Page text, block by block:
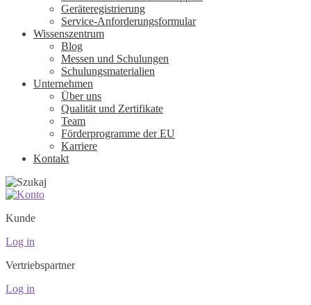
Geräteregistrierung
Service-Anforderungsformular
Wissenszentrum
Blog
Messen und Schulungen
Schulungsmaterialien
Unternehmen
Über uns
Qualität und Zertifikate
Team
Förderprogramme der EU
Karriere
Kontakt
Kunde
Log in
Vertriebspartner
Log in